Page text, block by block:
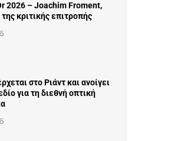
2026 – Joachim Froment,
κριτικής επιτροπής
στο Ριάντ και ανοίγει
για τη διεθνή οπτική